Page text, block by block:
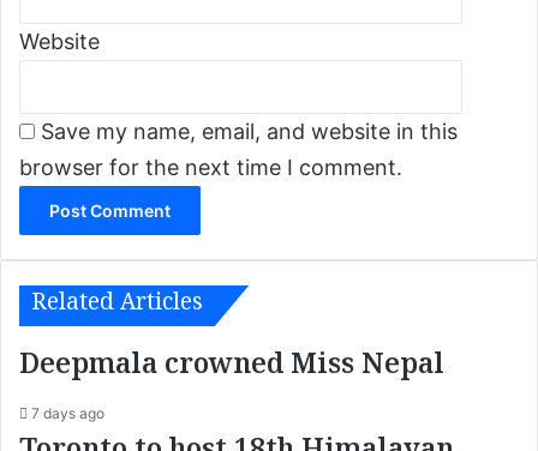
Website
Save my name, email, and website in this
browser for the next time I comment.
Related Articles
Deepmala crowned Miss Nepal
7 days ago